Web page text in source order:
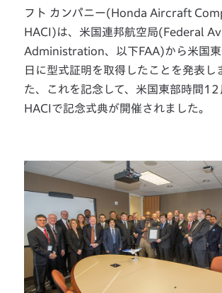
フト カンパニー(Honda Aircraft
HACI)は、米国連邦航空局(Federal
Administration、以下FAA)から米国
日に型式証明を取得したことを発表し
た、これを記念して、米国東部時間
HACIで記念式典が開催されました。